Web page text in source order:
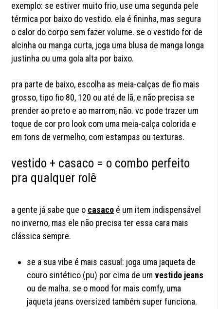
exemplo: se estiver muito frio, use uma segunda pele
térmica por baixo do vestido. ela é fininha, mas segura
o calor do corpo sem fazer volume. se o vestido for de
alcinha ou manga curta, joga uma blusa de manga longa
justinha ou uma gola alta por baixo.
pra parte de baixo, escolha as meia-calças de fio mais
grosso, tipo fio 80, 120 ou até de lã, e não precisa se
prender ao preto e ao marrom, não. vc pode trazer um
toque de cor pro look com uma meia-calça colorida e
em tons de vermelho, com estampas ou texturas.
vestido + casaco = o combo perfeito
pra qualquer rolê
a gente já sabe que o casaco é um item indispensável
no inverno, mas ele não precisa ter essa cara mais
clássica sempre.
se a sua vibe é mais casual: joga uma jaqueta de
couro sintético (pu) por cima de umvestido jeans
ou de malha. se o mood for mais comfy, uma
jaqueta jeans oversized também super funciona.